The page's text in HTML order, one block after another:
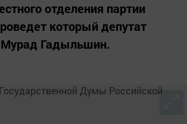
отделения партии
который депутат
Гадыльшин.